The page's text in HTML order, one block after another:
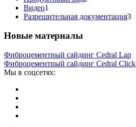
Видео1
Разрешительная документация3
Новые материалы
Фиброцементный сайдинг Cedral Lap
Фиброцементный сайдинг Cedral Click
Мы в соцсетях: